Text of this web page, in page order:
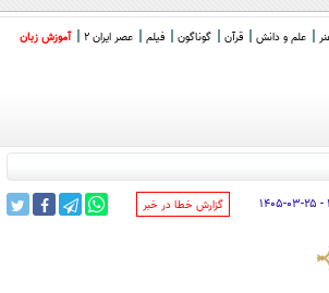
علم و دانش قرآن گوناگون فیلم عصر ایران 2 آموزش زبان
‌گزارش خطا در خبر